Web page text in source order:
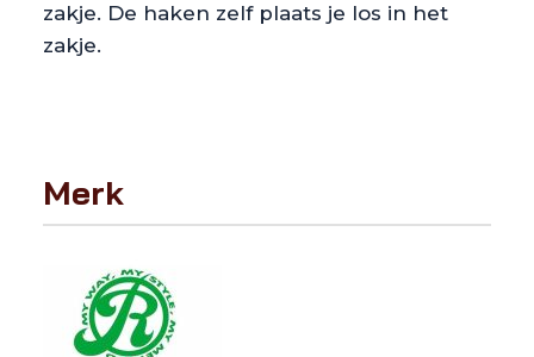
zakje. De haken zelf plaats je los in het
zakje.
Merk